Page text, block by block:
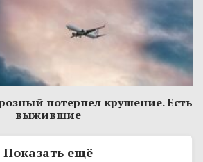
потерпел крушение. Есть
выжившие
Показать ещё